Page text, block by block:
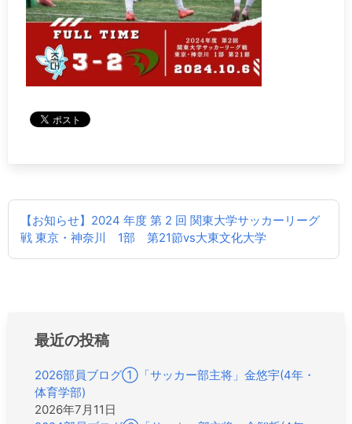
投
ビ
【お知らせ】2024 年度 第 2 回 関東大学サッカーリーグ
戦 東京・神奈川 1部 第21節vs大東文化大学
最近の投稿
2026部員ブログ①「サッカー部主将」金悠宇(4年・
体育学部)
2026年7月11日